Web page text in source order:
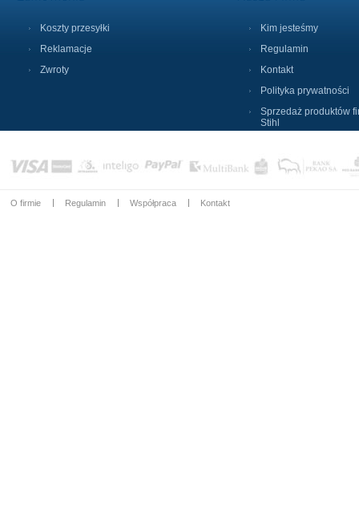
Koszty przesyłki
Reklamacje
Zwroty
Kim jesteśmy
Regulamin
Kontakt
Polityka prywatności
Sprzedaż produktów
Stihl
O firmie Regulamin Współpraca Kontakt